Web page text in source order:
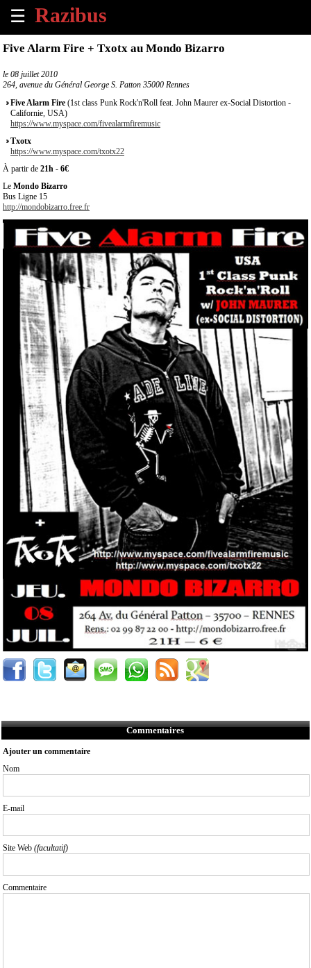
☰
×
Tous
les
évènements
à
venir
Annoncer
un
évènement
Contact
À
propos
Five Alarm Fire + Txotx au Mondo Bizarro
le 08 juillet 2010
264, avenue du Général George S. Patton 35000 Rennes
Five Alarm Fire (1st class Punk Rock'n'Roll feat. John Maurer ex-Social Distortion -
Californie, USA)
https://www.myspace.com/fivealarmfiremusic
Txotx
https://www.myspace.com/txotx22
À partir de 21h - 6€
Le Mondo Bizarro
Bus Ligne 15
http://mondobizarro.free.fr
Commentaires
Ajouter un commentaire
Nom
E-mail
Site Web (facultatif)
Commentaire